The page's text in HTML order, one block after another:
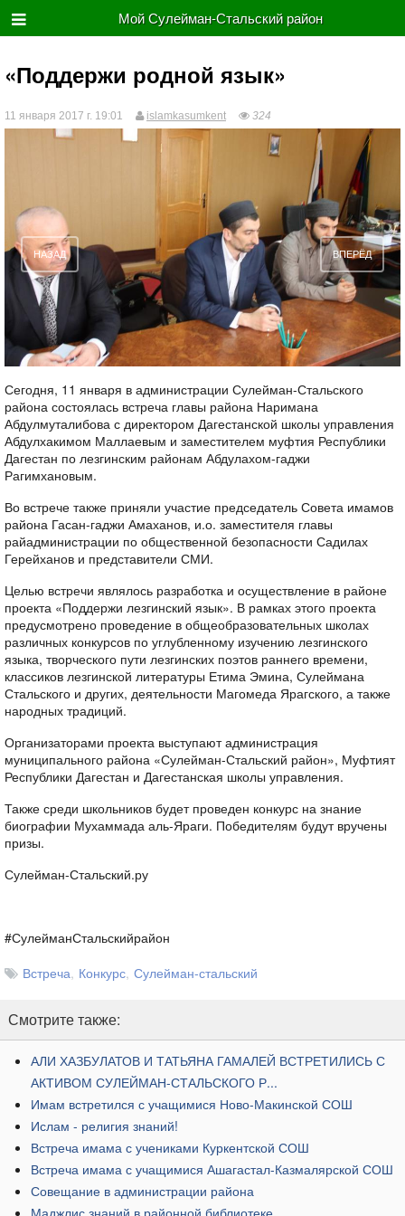
Мой Сулейман-Стальский район
​«Поддержи родной язык»
11 января 2017 г. 19:01 islamkasumkent 324
НАЗАД ВПЕРЁД
Сегодня, 11 января в администрации Сулейман-Стальского
района состоялась встреча главы района Наримана
Абдулмуталибова с директором Дагестанской школы управления
Абдулхакимом Маллаевым и заместителем муфтия Республики
Дагестан по лезгинским районам Абдулахом-гаджи
Рагимхановым.
Во встрече также приняли участие председатель Совета имамов
района Гасан-гаджи Амаханов, и.о. заместителя главы
райадминистрации по общественной безопасности Садилах
Герейханов и представители СМИ.
Целью встречи являлось разработка и осуществление в районе
проекта «Поддержи лезгинский язык». В рамках этого проекта
предусмотрено проведение в общеобразовательных школах
различных конкурсов по углубленному изучению лезгинского
языка, творческого пути лезгинских поэтов раннего времени,
классиков лезгинской литературы Етима Эмина, Сулеймана
Стальского и других, деятельности Магомеда Ярагского, а также
народных традиций.
Организаторами проекта выступают администрация
муниципального района «Сулейман-Стальский район», Муфтият
Республики Дагестан и Дагестанская школы управления.
Также среди школьников будет проведен конкурс на знание
биографии Мухаммада аль-Яраги. Победителям будут вручены
призы.
Сулейман-Стальский.ру
#СулейманСтальскийрайон
Встреча Конкурс Сулейман-стальский
Смотрите также:
​АЛИ ХАЗБУЛАТОВ И ТАТЬЯНА ГАМАЛЕЙ ВСТРЕТИЛИСЬ С
АКТИВОМ СУЛЕЙМАН-СТАЛЬСКОГО Р...
Имам встретился с учащимися Ново-Макинской СОШ
Ислам - религия знаний!
Встреча имама с учениками Куркентской СОШ
Встреча имама с учащимися Ашагастал-Казмалярской СОШ
Совещание в администрации района
​Маджлис знаний в районной библиотеке